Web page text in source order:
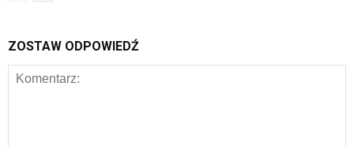
ZOSTAW ODPOWIEDŹ